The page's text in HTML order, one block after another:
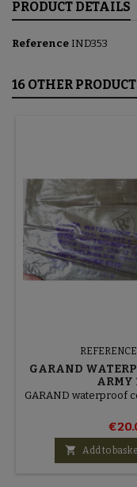
PRODUCT DETAILS
Reference IND353
16 OTHER
GARAND
ARMY
GARAND waterproof
 Add to